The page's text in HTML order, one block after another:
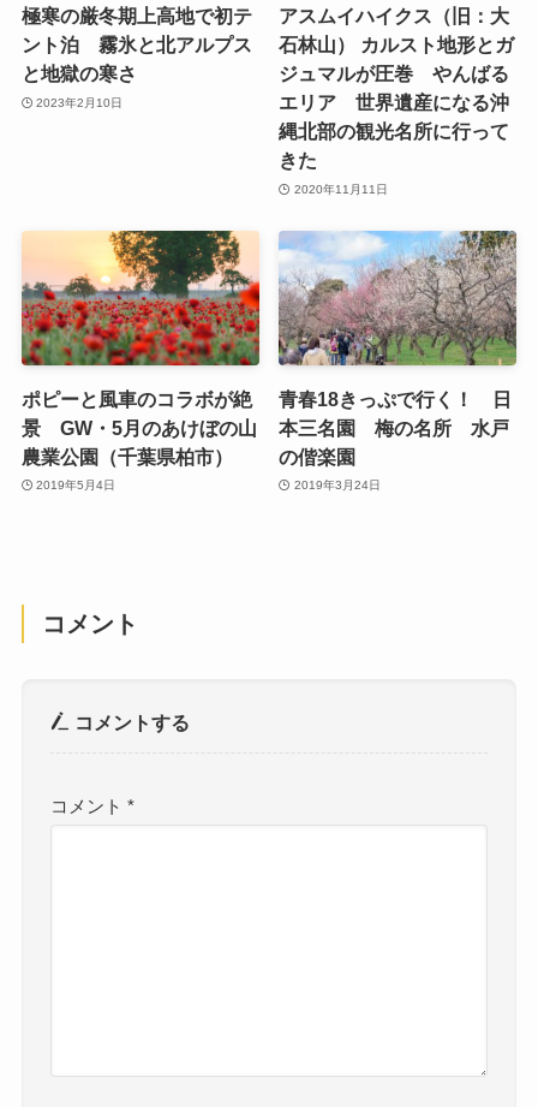
極寒の厳冬期上高地で初テ
ント泊 霧氷と北アルプス
と地獄の寒さ
2023年2月10日
アスムイハイクス（旧：大
石林山） カルスト地形とガ
ジュマルが圧巻 やんばる
エリア 世界遺産になる沖
縄北部の観光名所に行って
きた
2020年11月11日
ポピーと風車のコラボが絶
景 GW・5月のあけぼの山
農業公園（千葉県柏市）
2019年5月4日
青春18きっぷで行く！ 日
本三名園 梅の名所 水戸
の偕楽園
2019年3月24日
コメント
コメントする
コメント*